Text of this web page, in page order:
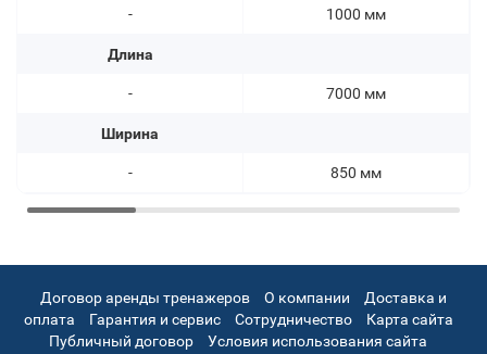
-
Длина
-
Ширина
-
1000 мм
7000 мм
850 мм
Договор аренды тренажеров О компании
Доставка и
оплата
Гарантия и сервис Сотрудничество
Карта сайта
Публичный договор
Условия использования сайта